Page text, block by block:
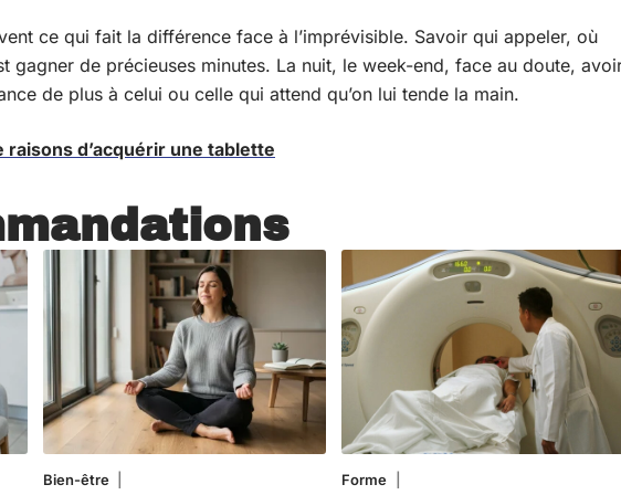
ce qui fait la différence face à l’imprévisible. Savoir qui appeler, où
gagner de précieuses minutes. La nuit, le week-end, face au doute,
de plus à celui ou celle qui attend qu’on lui tende la main.
raisons d’acquérir une tablette
Bien-être Forme